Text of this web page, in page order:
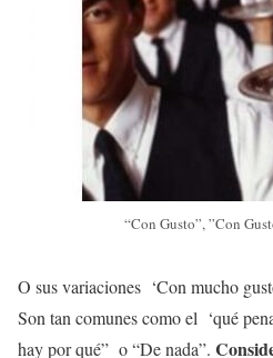
“Con Gusto”, ”Con
O sus variaciones ‘Con mucho
Son tan comunes como el ‘qué
hay por qué” o “De nada”.